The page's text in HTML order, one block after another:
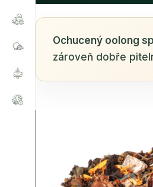
Ochucený oolong
zároveň dobře